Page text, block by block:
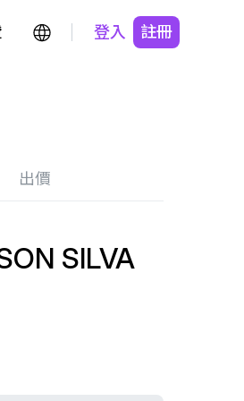
登入 註冊
出價
SILVA